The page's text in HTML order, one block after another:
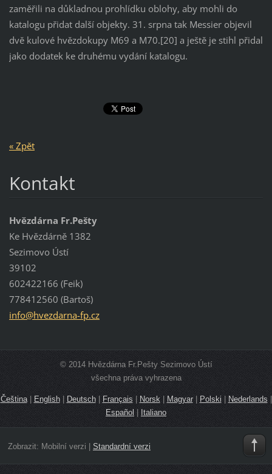
zaměřili na důkladnou prohlídku oblohy, aby mohli do
katalogu přidat další objekty. 31. srpna tak Messier objevil
dvě kulové hvězdokupy M69 a M70.[20] a ještě je stihl přidal
jako dodatek ke druhému vydání katalogu.
« Zpět
Kontakt
Hvězdárna Fr.Pešty
Ke Hvězdárně 1382
Sezimovo Ústí
39102
602422166 (Feik)
778412560 (Bartoš)
info@hvezdarna-fp.cz
© 2014 Hvězdárna Fr.Pešty Sezimovo Ústí
všechna práva vyhrazena
Čeština| English|Deutsch| Français | Norsk| Magyar| Polski Nederlands |
Español | Italiano
Zobrazit: Mobilní verzi Standardní verzi